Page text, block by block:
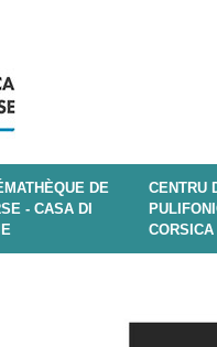
DE
- CASA DI
CENTRU
CORSICA